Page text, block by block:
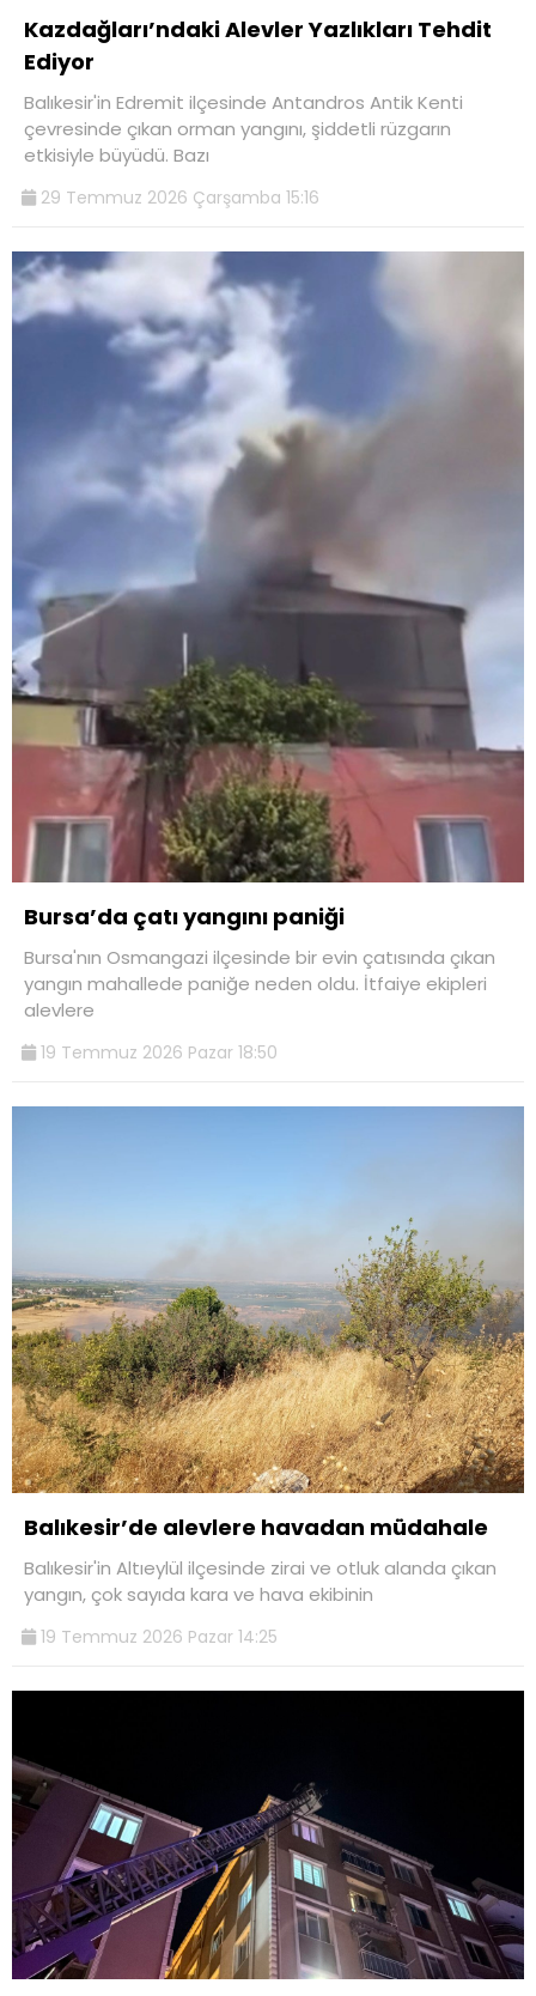
Kazdağları’ndaki Alevler Yazlıkları Tehdit
Ediyor
Balıkesir'in Edremit ilçesinde Antandros Antik Kenti
çevresinde çıkan orman yangını, şiddetli rüzgarın
etkisiyle büyüdü. Bazı
29 Temmuz 2026 Çarşamba 15:16
Bursa’da çatı yangını paniği
Bursa'nın Osmangazi ilçesinde bir evin çatısında çıkan
yangın mahallede paniğe neden oldu. İtfaiye ekipleri
alevlere
19 Temmuz 2026 Pazar 18:50
Balıkesir’de alevlere havadan müdahale
Balıkesir'in Altıeylül ilçesinde zirai ve otluk alanda çıkan
yangın, çok sayıda kara ve hava ekibinin
19 Temmuz 2026 Pazar 14:25